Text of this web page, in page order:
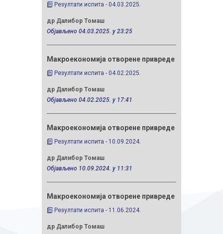
Резултати испита - 04.03.2025.
др Далибор Томаш
Објављено 04.03.2025. у 23:25
Макроекономија отворене привреде
Резултати испита - 04.02.2025.
др Далибор Томаш
Објављено 04.02.2025. у 17:41
Макроекономија отворене привреде
Резултати испита - 10.09.2024.
др Далибор Томаш
Објављено 10.09.2024. у 11:31
Макроекономија отворене привреде
Резултати испита - 11.06.2024.
др Далибор Томаш